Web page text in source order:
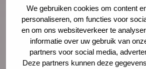
We gebruiken cookies om content
personaliseren, om functies voor
en om ons websiteverkeer te
informatie over uw gebruik van
partners voor social media,
Deze partners kunnen deze
Webinar
Webinar terugkijken: Van
impactvolle preventie
onderwijs en de JGZ